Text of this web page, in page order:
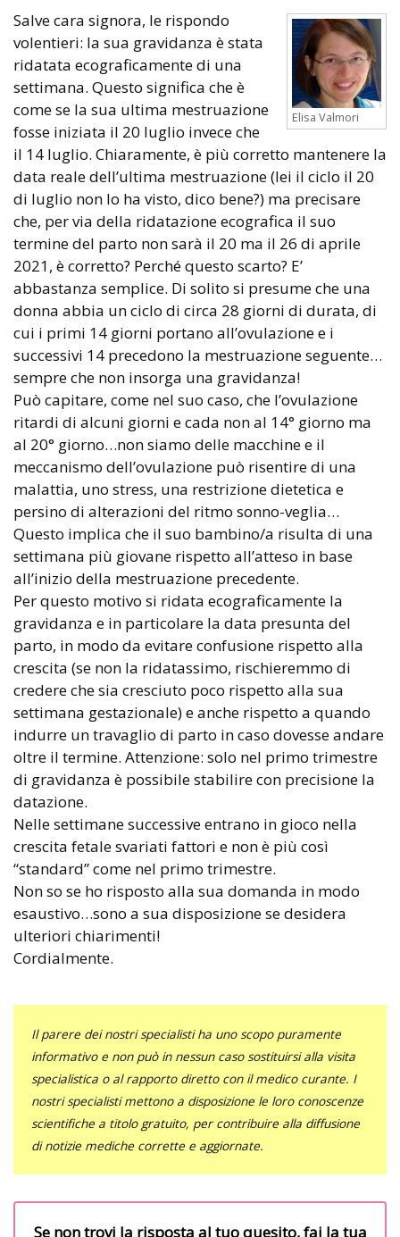
Elisa Valmori
Salve cara signora, le rispondo
volentieri: la sua gravidanza è stata
ridatata ecograficamente di una
settimana. Questo significa che è
come se la sua ultima mestruazione
fosse iniziata il 20 luglio invece che
il 14 luglio. Chiaramente, è più corretto mantenere la
data reale dell’ultima mestruazione (lei il ciclo il 20
di luglio non lo ha visto, dico bene?) ma precisare
che, per via della ridatazione ecografica il suo
termine del parto non sarà il 20 ma il 26 di aprile
2021, è corretto? Perché questo scarto? E’
abbastanza semplice. Di solito si presume che una
donna abbia un ciclo di circa 28 giorni di durata, di
cui i primi 14 giorni portano all’ovulazione e i
successivi 14 precedono la mestruazione seguente…
sempre che non insorga una gravidanza!
Può capitare, come nel suo caso, che l’ovulazione
ritardi di alcuni giorni e cada non al 14° giorno ma
al 20° giorno…non siamo delle macchine e il
meccanismo dell’ovulazione può risentire di una
malattia, uno stress, una restrizione dietetica e
persino di alterazioni del ritmo sonno-veglia…
Questo implica che il suo bambino/a risulta di una
settimana più giovane rispetto all’atteso in base
all’inizio della mestruazione precedente.
Per questo motivo si ridata ecograficamente la
gravidanza e in particolare la data presunta del
parto, in modo da evitare confusione rispetto alla
crescita (se non la ridatassimo, rischieremmo di
credere che sia cresciuto poco rispetto alla sua
settimana gestazionale) e anche rispetto a quando
indurre un travaglio di parto in caso dovesse andare
oltre il termine. Attenzione: solo nel primo trimestre
di gravidanza è possibile stabilire con precisione la
datazione.
Nelle settimane successive entrano in gioco nella
crescita fetale svariati fattori e non è più così
“standard” come nel primo trimestre.
Non so se ho risposto alla sua domanda in modo
esaustivo…sono a sua disposizione se desidera
ulteriori chiarimenti!
Cordialmente.
Il parere dei nostri specialisti ha uno scopo puramente
informativo e non può in nessun caso sostituirsi alla visita
specialistica o al rapporto diretto con il medico curante. I
nostri specialisti mettono a disposizione le loro conoscenze
scientifiche a titolo gratuito, per contribuire alla diffusione
di notizie mediche corrette e aggiornate.
Se non trovi la risposta al tuo quesito, fai la tua